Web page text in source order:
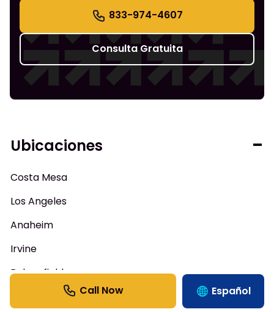
833-974-4607
Consulta Gratuita
Ubicaciones
Costa Mesa
Los Angeles
Anaheim
Irvine
Bakersfield
Rancho Cucamonga
Español